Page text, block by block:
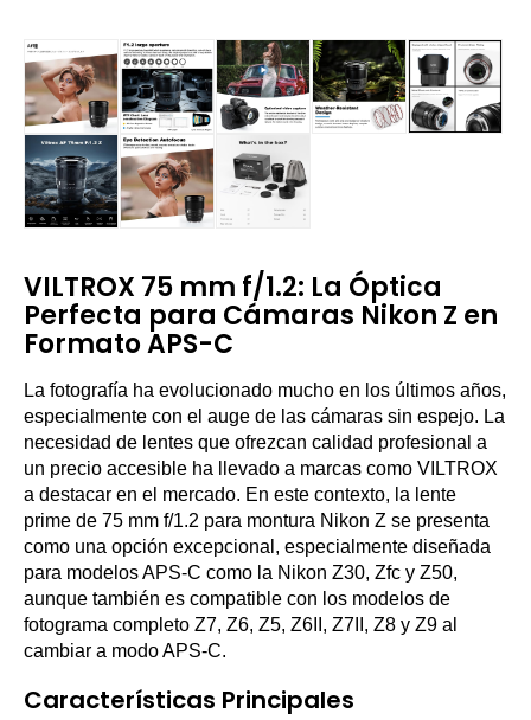
VILTROX 75 mm f/1.2: La Óptica
Perfecta para Cámaras Nikon Z en
Formato APS-C
La fotografía ha evolucionado mucho en los últimos años,
especialmente con el auge de las cámaras sin espejo. La
necesidad de lentes que ofrezcan calidad profesional a
un precio accesible ha llevado a marcas como VILTROX
a destacar en el mercado. En este contexto, la lente
prime de 75 mm f/1.2 para montura Nikon Z se presenta
como una opción excepcional, especialmente diseñada
para modelos APS-C como la Nikon Z30, Zfc y Z50,
aunque también es compatible con los modelos de
fotograma completo Z7, Z6, Z5, Z6II, Z7II, Z8 y Z9 al
cambiar a modo APS-C.
Características Principales